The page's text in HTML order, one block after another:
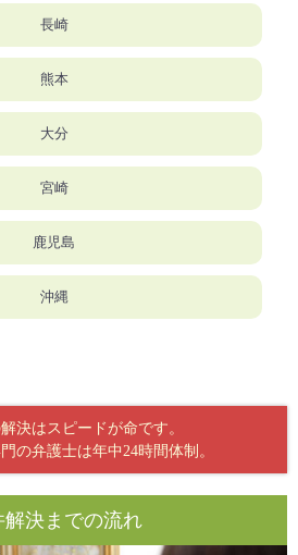
長崎
熊本
大分
宮崎
鹿児島
沖縄
決はスピードが命です。
の弁護士は年中24時間体制。
解決までの流れ